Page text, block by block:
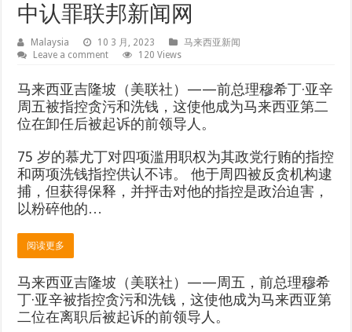
中认罪联邦新闻网
Malaysia 10 3 月, 2023
马来西亚新闻
Leave a comment
120 Views
马来西亚吉隆坡（美联社）——前总理穆希丁·亚辛
周五被指控贪污和洗钱，这使他成为马来西亚第二
位在卸任后被起诉的前领导人。
75 岁的慕尤丁对四项滥用职权为其政党行贿的指控
和两项洗钱指控供认不讳。 他于周四被反贪机构逮
捕，但获得保释，并抨击对他的指控是政治迫害，
以粉碎他的…
阅读更多
马来西亚吉隆坡（美联社）——周五，前总理穆希
丁·亚辛被指控贪污和洗钱，这使他成为马来西亚第
二位在离职后被起诉的前领导人。